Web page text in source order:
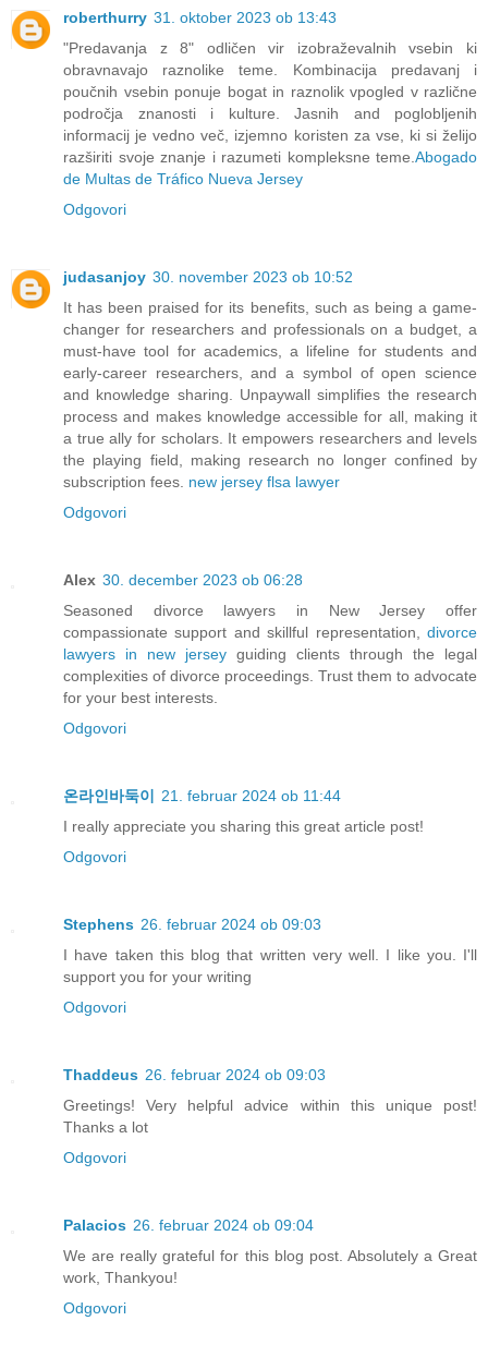
roberthurry 31. oktober 2023 ob 13:43
"Predavanja z 8" odličen vir izobraževalnih vsebin ki
obravnavajo raznolike teme. Kombinacija predavanj i
poučnih vsebin ponuje bogat in raznolik vpogled v različne
področja znanosti i kulture. Jasnih and poglobljenih
informacij je vedno več, izjemno koristen za vse, ki si želijo
razširiti svoje znanje i razumeti kompleksne teme. Abogado
de Multas de Tráfico Nueva Jersey
Odgovori
judasanjoy 30. november 2023 ob 10:52
It has been praised for its benefits, such as being a game-
changer for researchers and professionals on a budget, a
must-have tool for academics, a lifeline for students and
early-career researchers, and a symbol of open science
and knowledge sharing. Unpaywall simplifies the research
process and makes knowledge accessible for all, making it
a true ally for scholars. It empowers researchers and levels
the playing field, making research no longer confined by
subscription fees. new jersey flsa lawyer
Odgovori
Alex 30. december 2023 ob 06:28
Seasoned divorce lawyers in New Jersey offer
compassionate support and skillful representation, divorce
lawyers in new jersey guiding clients through the legal
complexities of divorce proceedings. Trust them to advocate
for your best interests.
Odgovori
온라인바둑이
21. februar 2024 ob 11:44
I really appreciate you sharing this great article post!
Odgovori
Stephens 26. februar 2024 ob 09:03
I have taken this blog that written very well. I like you. I'll
support you for your writing
Odgovori
Thaddeus 26. februar 2024 ob 09:03
Greetings! Very helpful advice within this unique post!
Thanks a lot
Odgovori
Palacios 26. februar 2024 ob 09:04
We are really grateful for this blog post. Absolutely a Great
work, Thankyou!
Odgovori